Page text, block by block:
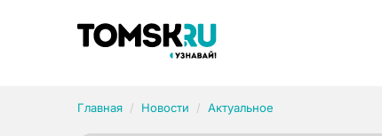
Главная Новости Актуальное
Рубрики